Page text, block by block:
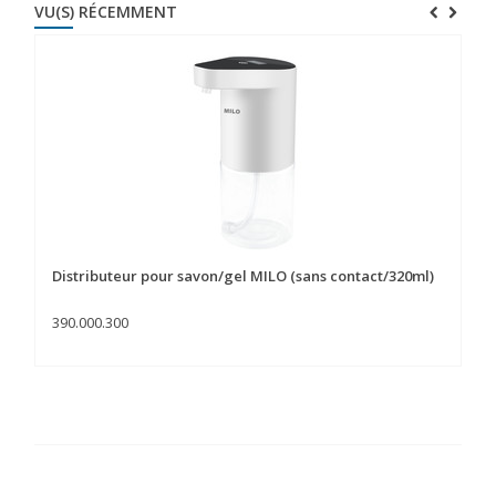
VU(S) RÉCEMMENT
Distributeur pour savon/gel MILO (sans contact/320ml)
390.000.300